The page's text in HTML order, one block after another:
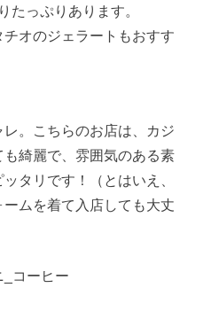
たっぷりあります。
オのジェラートもおすす
。こちらのお店は、カジ
綺麗で、雰囲気のある素
タリです！（とはいえ、
ムを着て入店しても大丈